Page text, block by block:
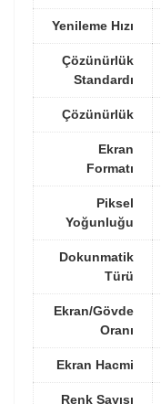
Yenileme Hızı
Çözünürlük
Standardı
Çözünürlük
Ekran
Formatı
Piksel
Yoğunluğu
Dokunmatik
Türü
Ekran/Gövde
Oranı
Ekran Hacmi
Renk Sayısı